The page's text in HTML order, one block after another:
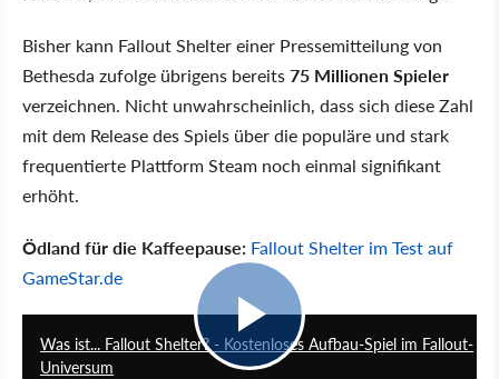
Bisher kann Fallout Shelter einer Pressemitteilung von
Bethesda zufolge übrigens bereits75 Millionen Spieler
verzeichnen. Nicht unwahrscheinlich, dass sich diese Zahl
mit dem Release des Spiels über die populäre und stark
frequentierte Plattform Steam noch einmal signifikant
erhöht.
Ödland für die Kaffeepause: Fallout Shelter im Test auf
GameStar.de
Was ist... Fallout Shelter? - Kostenloses Aufbau-Spiel im Fallout-
Universum